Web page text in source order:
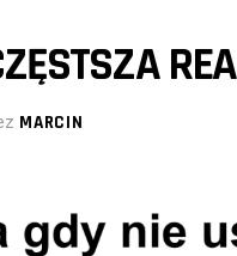
MARCIN